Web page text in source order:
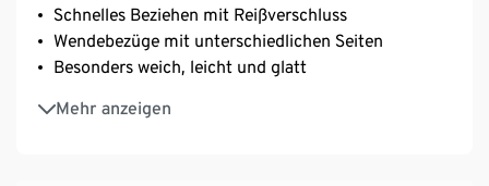
Schnelles Beziehen mit Reißverschluss
Wendebezüge mit unterschiedlichen Seiten
Besonders weich, leicht und glatt
Mehr anzeigen
Strapazierfähig durch dicht gewebte Fasern
Temperaturausgleichend und saugfähig